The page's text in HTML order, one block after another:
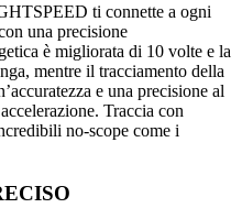
ti connette a ogni
una precisione
è migliorata di 10 volte e la
mentre il tracciamento della
e una precisione al
Traccia con
no-scope come i